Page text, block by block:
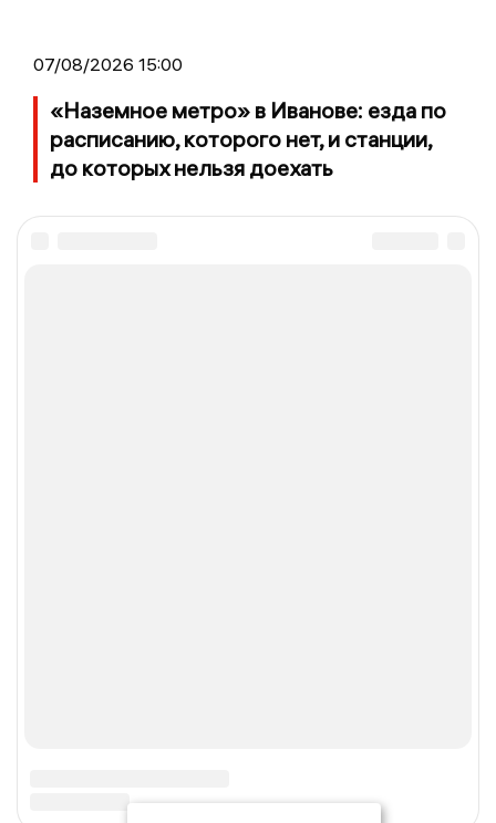
07/08/2026 15:00
«Наземное метро» в Иванове: езда по
расписанию, которого нет, и станции,
до которых нельзя доехать